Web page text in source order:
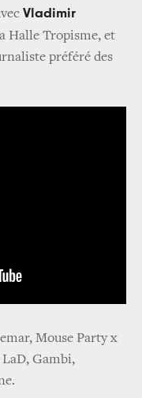
Vladimir
Halle Tropisme, et
préféré des
Mouse Party x
Gambi,